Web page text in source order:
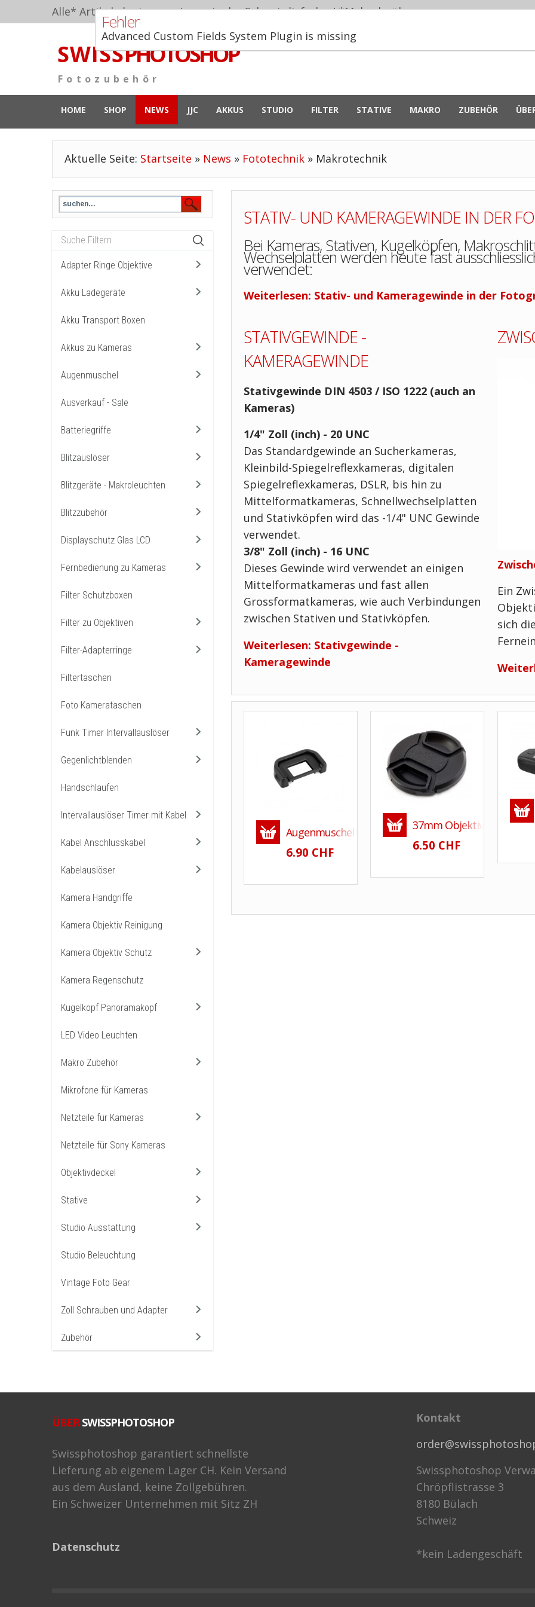
Alle* Artikel ab eigenem Lager in der Schweiz lieferbar! *Mehr darüber...
S W I S SPHOTOSHOP
F o t o z u b e h ö r
HOME SHOP NEWS JJC AKKUS STUDIO FILTER STATIVE MAKRO ZUBEHÖR
Aktuelle Seite: Startseite » News » Fototechnik » Makrotechnik
Adapter Ringe Objektive
Akku Ladegeräte
Akku Transport Boxen
Akkus zu Kameras
Augenmuschel
Ausverkauf - Sale
Batteriegriffe
Blitzauslöser
Blitzgeräte - Makroleuchten
Blitzzubehör
Displayschutz Glas LCD
Fernbedienung zu Kameras
Filter Schutzboxen
Filter zu Objektiven
Filter-Adapterringe
Filtertaschen
Foto Kamerataschen
Funk Timer Intervallauslöser
Gegenlichtblenden
Handschlaufen
Intervallauslöser Timer mit Kabel
Kabel Anschlusskabel
Kabelauslöser
Kamera Handgriffe
Kamera Objektiv Reinigung
Kamera Objektiv Schutz
Kamera Regenschutz
Kugelkopf Panoramakopf
LED Video Leuchten
Makro Zubehör
Mikrofone für Kameras
Netzteile für Kameras
Netzteile für Sony Kameras
Objektivdeckel
Stative
Studio Ausstattung
Studio Beleuchtung
Vintage Foto Gear
Zoll Schrauben und Adapter
Zubehör
Fehler
Advanced Custom Fields System Plugin is missing
STATIV- UND KAMERAGEWINDE IN DER
Bei Kameras, Stativen, Kugelköpfen,
Wechselplatten werden heute fast
verwendet:
Weiterlesen: Stativ- und Kameragewinde in der
STATIVGEWINDE -
KAMERAGEWINDE
Stativgewinde DIN 4503 / ISO 1222 (auch an
Kameras)
1/4" Zoll (inch) - 20 UNC
Das Standardgewinde an Sucherkameras,
Kleinbild-Spiegelreflexkameras, digitalen
Spiegelreflexkameras, DSLR, bis hin zu
Mittelformatkameras, Schnellwechselplatten
und Stativköpfen wird das -1/4" UNC Gewinde
verwendet.
3/8" Zoll (inch) - 16 UNC
Dieses Gewinde wird verwendet an einigen
Mittelformatkameras und fast allen
Grossformatkameras, wie auch Verbindungen
zwischen Stativen und Stativköpfen.
Weiterlesen: Stativgewinde -
Kameragewinde
Ein
sich
Augenmuschel EF für Canon EOS 2000D 760D 700D
6.90 CHF
37mm Objektivdeckel
6.50 CHF
ÜBERSWISSPHOTOSHOP
Swissphotoshop garantiert schnellste
Lieferung ab eigenem Lager CH. Kein Versand
aus dem Ausland, keine Zollgebühren.
Ein Schweizer Unternehmen mit Sitz ZH
Datenschutz
Kontakt
Swissphotoshop
Chröpflistrasse 3
8180 Bülach
Schweiz
*kein Ladengeschäft